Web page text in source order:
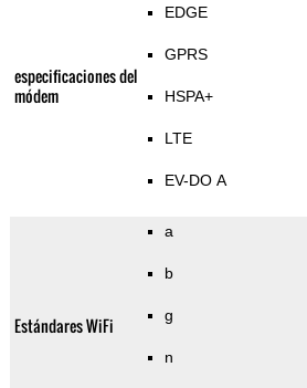
especificaciones del
módem
EDGE
GPRS
HSPA+
LTE
EV-DO A
Estándares WiFi
a
b
g
n